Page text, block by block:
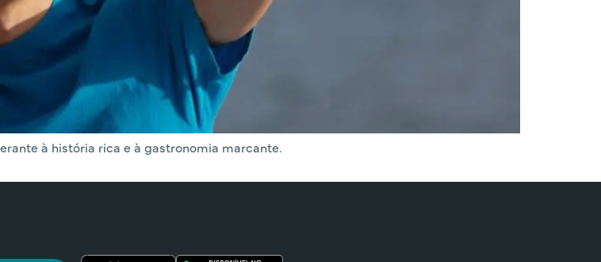
à história rica e à gastronomia marcante.